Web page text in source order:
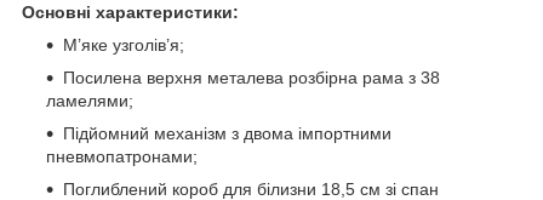
Основні характеристики:
М’яке узголів’я;
Посилена верхня металева розбірна рама з 38
ламелями;
Підйомний механізм з двома імпортними
пневмопатронами;
Поглиблений короб для білизни 18,5 см зі спан